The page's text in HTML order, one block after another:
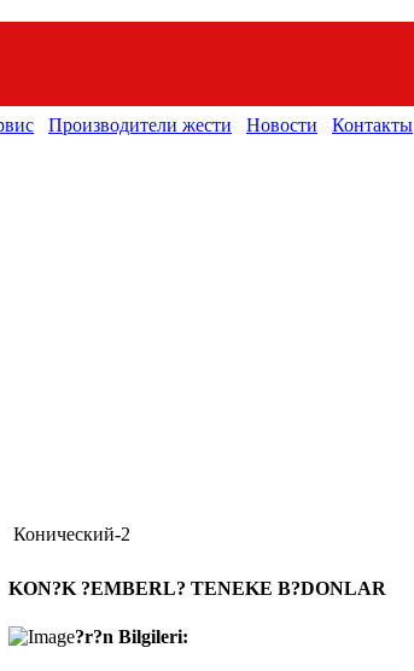
Производители жести Новости Контакты
Конический-2
KON?K ?EMBERL? TENEKE B?DONLAR
?r?n Bilgileri: